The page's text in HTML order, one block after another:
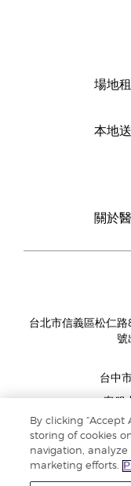
場地
本地
關於
台北市信義區松仁
號
台中
(
By clicking “Accept
storing of cookies
navigation, analyze
marketing efforts.